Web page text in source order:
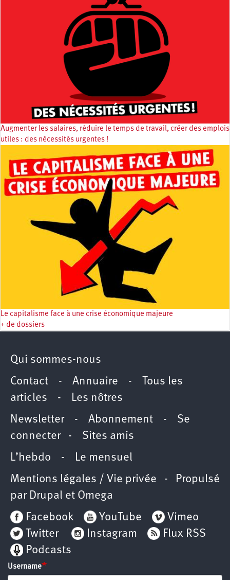
Augmenter les salaires, réduire le temps de travail, créer des emplois
utiles : des nécessités urgentes !
Le capitalisme face à une crise économique majeure
+ de dossiers
Qui sommes-nous
Contact - Annuaire -
Tous les
articles - Les nôtres
Newsletter- Abonnement - Se
connecter- Sites amis
L’hebdo - Le mensuel
Mentions légales / Vie privée - Propulsé
par Drupal et Omega
Facebook
YouTube
Vimeo
Twitter
Instagram
Flux RSS
Podcasts
Username